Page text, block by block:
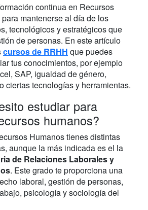
continua en Recursos
mantenerse al día de los
tecnológicos y estratégicos que
de personas. En este artículo
cursos de RRHH que puedes
tus conocimientos, por ejemplo
SAP, igualdad de género,
ciertas tecnologías y herramientas.
estudiar para
humanos?
Humanos tienes distintas
aunque la más indicada es el la
de Relaciones Laborales y
. Este grado te proporciona una
laboral, gestión de personas,
psicología y sociología del